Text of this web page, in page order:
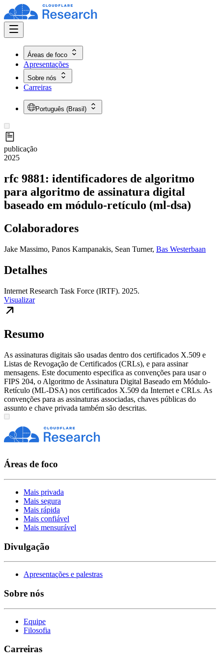
Áreas de foco
Apresentações
Sobre nós
Carreiras
Português (Brasil)
publicação
2025
rfc 9881: identificadores de algoritmo
para algoritmo de assinatura digital
baseado em módulo-retículo (ml-dsa)
Colaboradores
Jake Massimo, Panos Kampanakis, Sean Turner, Bas Westerbaan
Detalhes
Internet Research Task Force (IRTF). 2025.
Visualizar
Resumo
As assinaturas digitais são usadas dentro dos certificados X.509 e
Listas de Revogação de Certificados (CRLs), e para assinar
mensagens. Este documento especifica as convenções para usar o
FIPS 204, o Algoritmo de Assinatura Digital Baseado em Módulo-
Retículo (ML-DSA) nos certificados X.509 da Internet e CRLs. As
convenções para as assinaturas associadas, chaves públicas do
assunto e chave privada também são descritas.
Áreas de foco
Mais privada
Mais segura
Mais rápida
Mais confiável
Mais mensurável
Divulgação
Apresentações e palestras
Sobre nós
Equipe
Filosofia
Carreiras